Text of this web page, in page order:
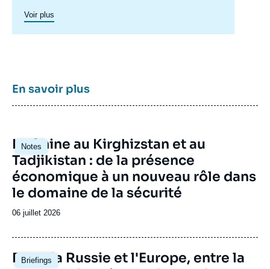
d'anticiper l'évolution de cette zone
géographique complexe en pleine mutation
pour enrichir le débat public en France et en
Voir plus
En savoir plus
Notes
Image
principale
La Chine au Kirghizstan et au
Tadjikistan : de la présence
économique à un nouveau rôle dans
le domaine de la sécurité
Date
publication
06 juillet 2026
Briefings
Image
principale
Entre la Russie et l'Europe, entre la